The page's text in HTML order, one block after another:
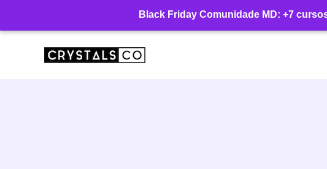
Black Friday Comunidade MD: +7
conteúdo